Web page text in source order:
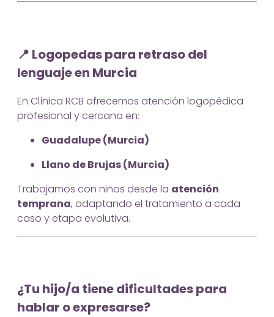
📍 Logopedas para retraso del
lenguaje en Murcia
En Clínica RCB ofrecemos atención logopédica
profesional y cercana en:
Guadalupe (Murcia)
Llano de Brujas (Murcia)
Trabajamos con niños desde la atención
temprana, adaptando el tratamiento a cada
caso y etapa evolutiva.
¿Tu hijo/a tiene dificultades para
hablar o expresarse?